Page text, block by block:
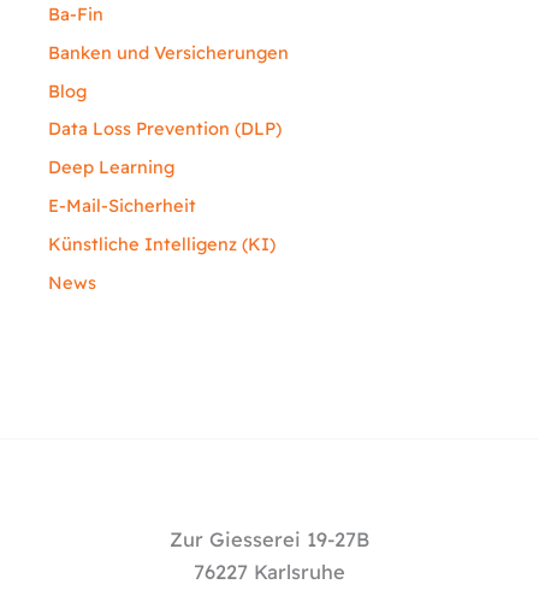
Ba-Fin
Banken und Versicherungen
Blog
Data Loss Prevention (DLP)
Deep Learning
E-Mail-Sicherheit
Künstliche Intelligenz (KI)
News
Zur Giesserei 19-27B
76227 Karlsruhe